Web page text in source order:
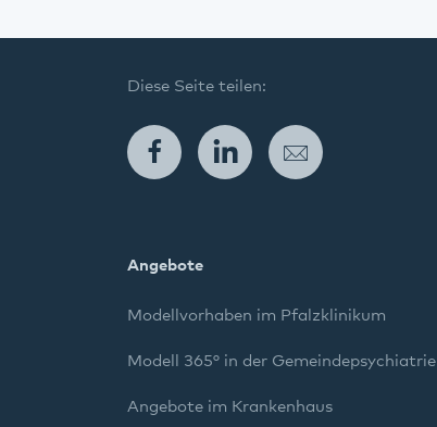
Diese Seite teilen:
FacebookLinkedIn
Angebote
Modellvorhaben im Pfalzklinikum
Modell 365° in der Gemeindepsychiatrie
Angebote im Krankenhaus